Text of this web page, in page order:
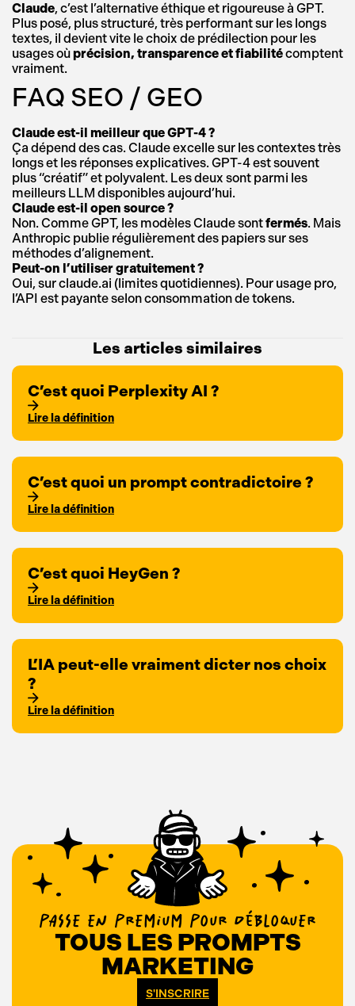
Claude, c’est l’alternative éthique et rigoureuse à GPT.
Plus posé, plus structuré, très performant sur les longs
textes, il devient vite le choix de prédilection pour les
usages oùprécision, transparence et fiabilitécomptent
vraiment.
FAQ SEO / GEO
Claude est-il meilleur que GPT-4 ?
Ça dépend des cas. Claude excelle sur les contextes très
longs et les réponses explicatives. GPT-4 est souvent
plus “créatif” et polyvalent. Les deux sont parmi les
meilleurs LLM disponibles aujourd’hui.
Claude est-il open source ?
Non. Comme GPT, les modèles Claude sontfermés. Mais
Anthropic publie régulièrement des papiers sur ses
méthodes d’alignement.
Peut-on l’utiliser gratuitement ?
Oui, sur claude.ai (limites quotidiennes). Pour usage pro,
l’API est payante selon consommation de tokens.
Les articles similaires
C’est quoi Perplexity AI ?
Lire la définition
C’est quoi un prompt contradictoire ?
Lire la définition
C’est quoi HeyGen ?
Lire la définition
L’IA peut-elle vraiment dicter nos choix
?
Lire la définition
PASSE EN PREMIUM POUR DÉBLOQUER
TOUS LES PROMPTS
MARKETING
S'INSCRIRE